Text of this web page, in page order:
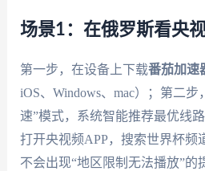
场景1：在俄罗斯看央
第一步，在设备上下载番茄加速
iOS、Windows、mac）；第二步
速”模式，系统智能推荐最优线
打开央视频APP，搜索世界杯
不会出现“地区限制无法播放”的